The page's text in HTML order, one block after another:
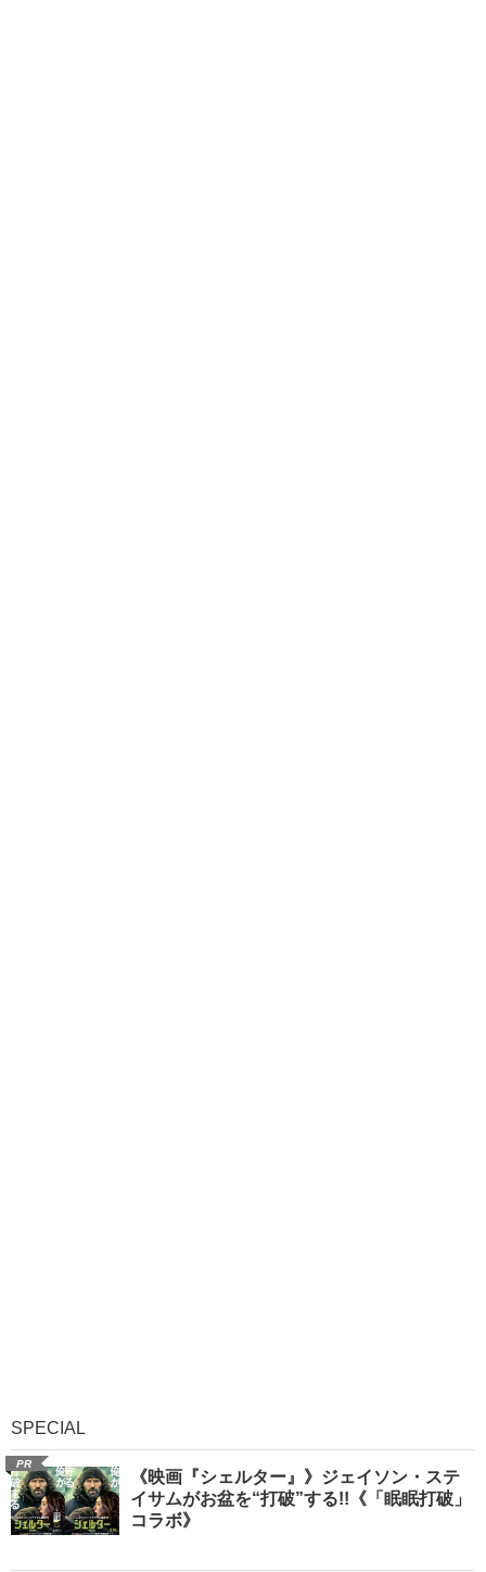
SPECIAL
PR
《映画『シェルター』》ジェイソン・ステ
イサムがお盆を“打破”する!!《「眠眠打破」
コラボ》